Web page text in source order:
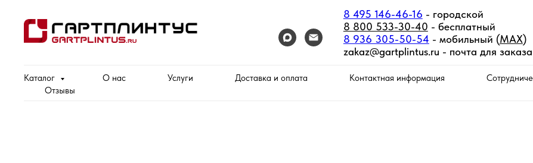
8 495 146-46-16 - городской
8 800 533-30-40 - бесплатный
8 936 305-50-54 - мобильный (MAX)
zakaz@gartplintus.ru - почта для заказа
Каталог О нас Услуги Доставка и оплата Контактная информация
Отзывы